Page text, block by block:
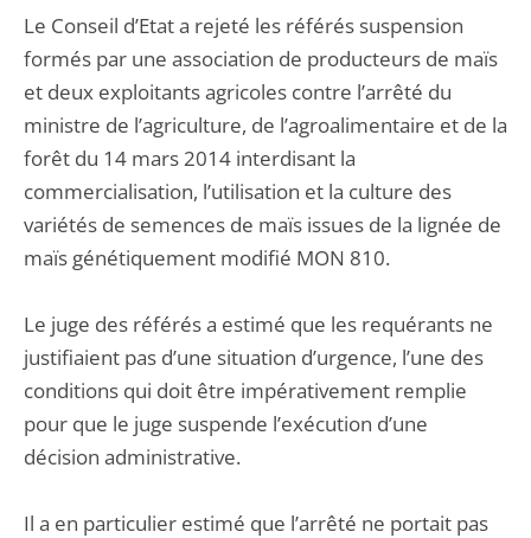
Le Conseil d’Etat a rejeté les référés suspension
formés par une association de producteurs de maïs
et deux exploitants agricoles contre l’arrêté du
ministre de l’agriculture, de l’agroalimentaire et de la
forêt du 14 mars 2014 interdisant la
commercialisation, l’utilisation et la culture des
variétés de semences de maïs issues de la lignée de
maïs génétiquement modifié MON 810.
Le juge des référés a estimé que les requérants ne
justifiaient pas d’une situation d’urgence, l’une des
conditions qui doit être impérativement remplie
pour que le juge suspende l’exécution d’une
décision administrative.
Il a en particulier estimé que l’arrêté ne portait pas